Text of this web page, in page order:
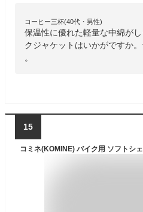
コーヒー三杯(40代・男性)
保温性に優れた軽量な中綿が
クジャケットはいかがですか
。
15